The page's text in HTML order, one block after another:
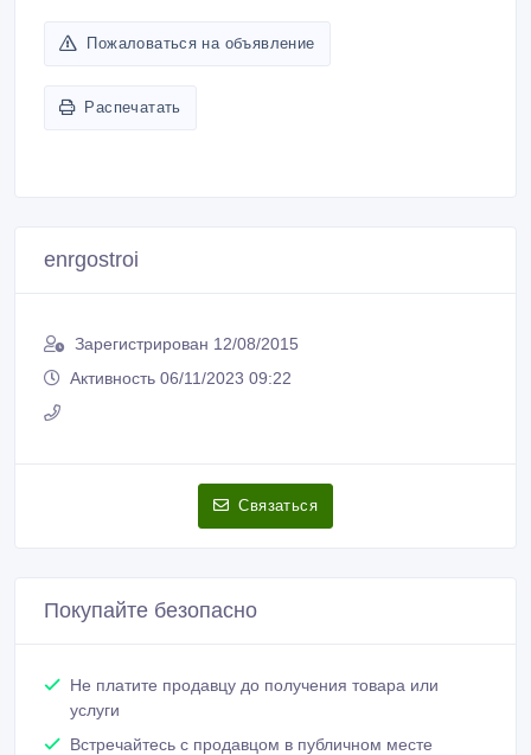
Пожаловаться на объявление
Распечатать
enrgostroi
Зарегистрирован 12/08/2015
Активность 06/11/2023 09:22
Связаться
Покупайте безопасно
Не платите продавцу до получения товара или
услуги
Встречайтесь с продавцом в публичном месте